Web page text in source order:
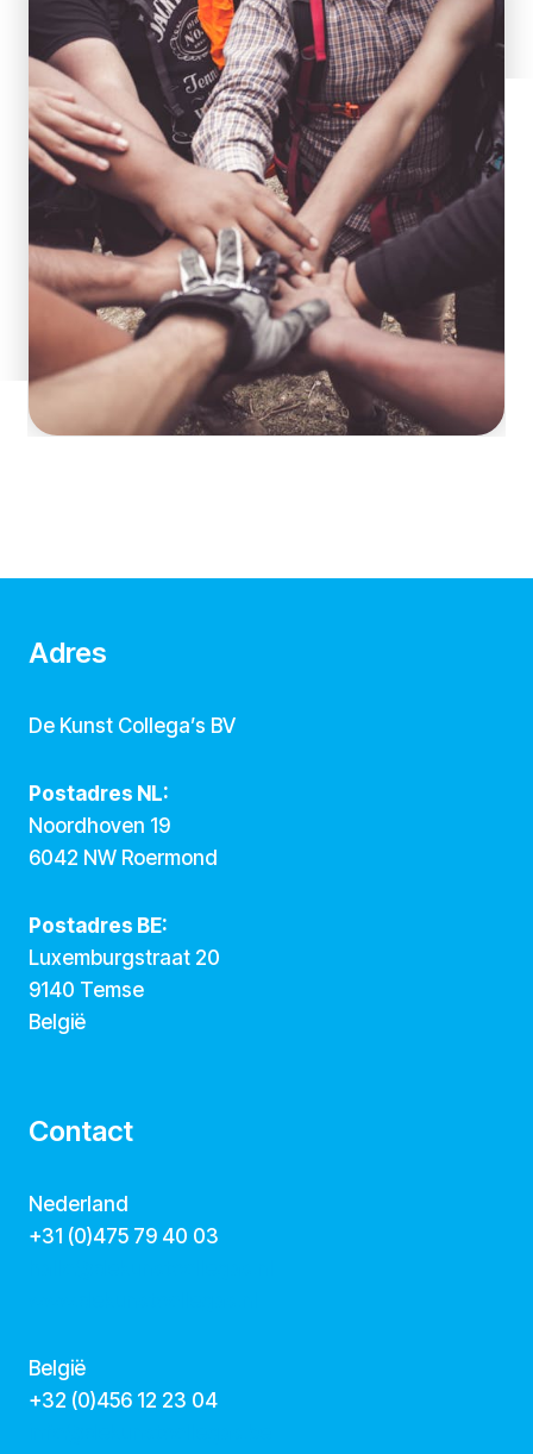
Adres
De Kunst Collega’s BV
Postadres NL:
Noordhoven 19
6042 NW Roermond
Postadres BE:
Luxemburgstraat 20
9140 Temse
België
Contact
Nederland
+31 (0)475 79 40 03
België
‭+32 (0)456 12 23 04‬